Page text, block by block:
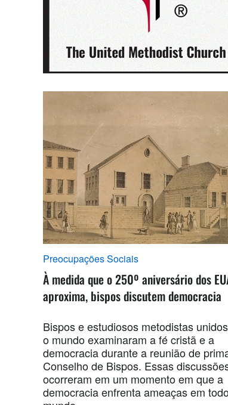
Preocupações Sociais
À medida que o 250º aniversário dos
aproxima, bispos discutem democracia
Bispos e estudiosos metodistas
o mundo examinaram a fé cristã e a
democracia durante a reunião de
Conselho de Bispos. Essas
ocorreram em um momento em que a
democracia enfrenta ameaças em